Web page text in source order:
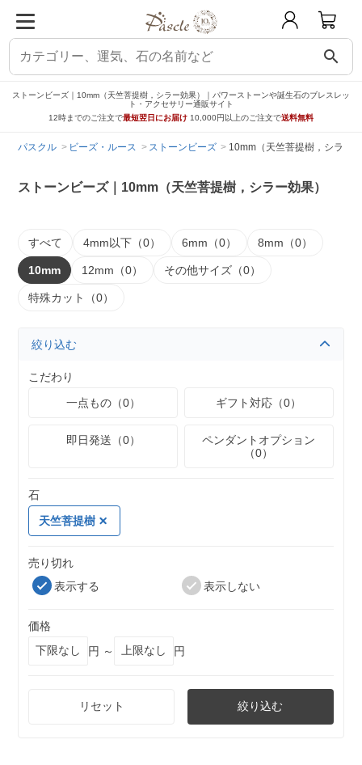
search
ストーンビーズ｜10mm（天竺菩提樹，シラー効果）｜パワーストーンや誕生石のブレスレッ
ト・アクセサリー通販サイト
12時までのご注文で最短翌日にお届け 10,000円以上のご注文で送料無料
パスクル ビーズ・ルース ストーンビーズ 10mm（天竺菩提樹，シラー
ストーンビーズ｜10mm（天竺菩提樹，シラー効果）
すべて 4mm以下（0） 6mm（0） 8mm（0）
10mm 12mm（0） その他サイズ（0）
特殊カット（0）
絞り込む
こだわり
一点もの（0）
ギフト対応（0）
即日発送（0）
ペンダントオプション
（0）
石
天竺菩提樹
売り切れ
表示する
表示しない
価格
円 ～
円
リセット 絞り込む